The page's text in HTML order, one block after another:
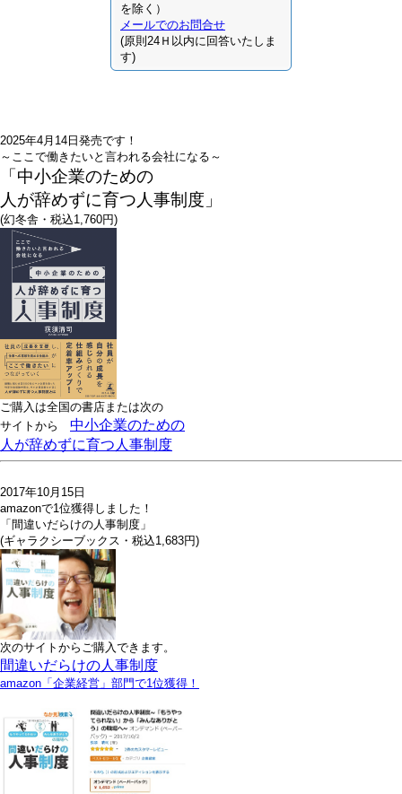
を除く）
メールでのお問合せ
(原則24Ｈ以内に回答いたしま
す)
2025年4月14日発売です！
～ここで働きたいと言われる会社になる～
「中小企業のための
人が辞めずに育つ人事制度」
(幻冬舎・税込1,760円)
ご購入は全国の書店または次の
サイトから 中小企業のための
人が辞めずに育つ人事制度
2017年10月15日
amazonで1位獲得しました！
「間違いだらけの人事制度」
(ギャラクシーブックス・税込1,683円)
次のサイトからご購入できます。
間違いだらけの人事制度
amazon「企業経営」部門で1位獲得！